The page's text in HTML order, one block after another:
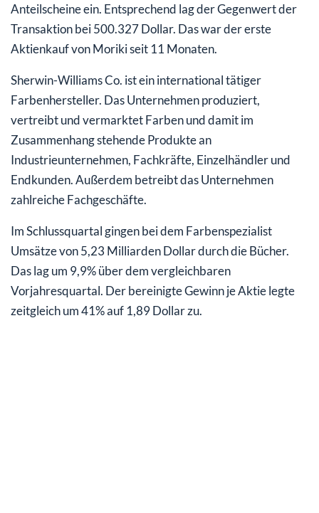
Anteilscheine ein. Entsprechend lag der Gegenwert der
Transaktion bei 500.327 Dollar. Das war der erste
Aktienkauf von Moriki seit 11 Monaten.
Sherwin-Williams Co. ist ein international tätiger
Farbenhersteller. Das Unternehmen produziert,
vertreibt und vermarktet Farben und damit im
Zusammenhang stehende Produkte an
Industrieunternehmen, Fachkräfte, Einzelhändler und
Endkunden. Außerdem betreibt das Unternehmen
zahlreiche Fachgeschäfte.
Im Schlussquartal gingen bei dem Farbenspezialist
Umsätze von 5,23 Milliarden Dollar durch die Bücher.
Das lag um 9,9% über dem vergleichbaren
Vorjahresquartal. Der bereinigte Gewinn je Aktie legte
zeitgleich um 41% auf 1,89 Dollar zu.